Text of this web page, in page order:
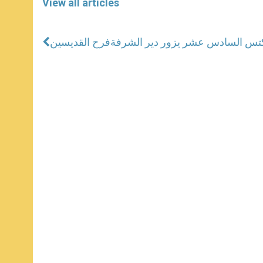
فرح القديسينالسادس عشر يزور دير الشرفة